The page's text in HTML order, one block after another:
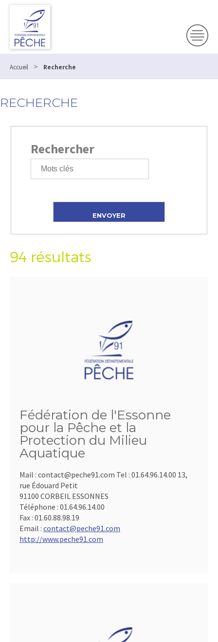
Accueil > Recherche
RECHERCHE
Rechercher
94 résultats
Fédération de l'Essonne
pour la Pêche et la
Protection du Milieu
Aquatique
Mail : contact@peche91.com Tel : 01.64.96.14.00 13,
rue Édouard Petit
91100 CORBEIL ESSONNES
Téléphone : 01.64.96.14.00
Fax : 01.60.88.98.19
Email : contact@peche91.com
http://www.peche91.com